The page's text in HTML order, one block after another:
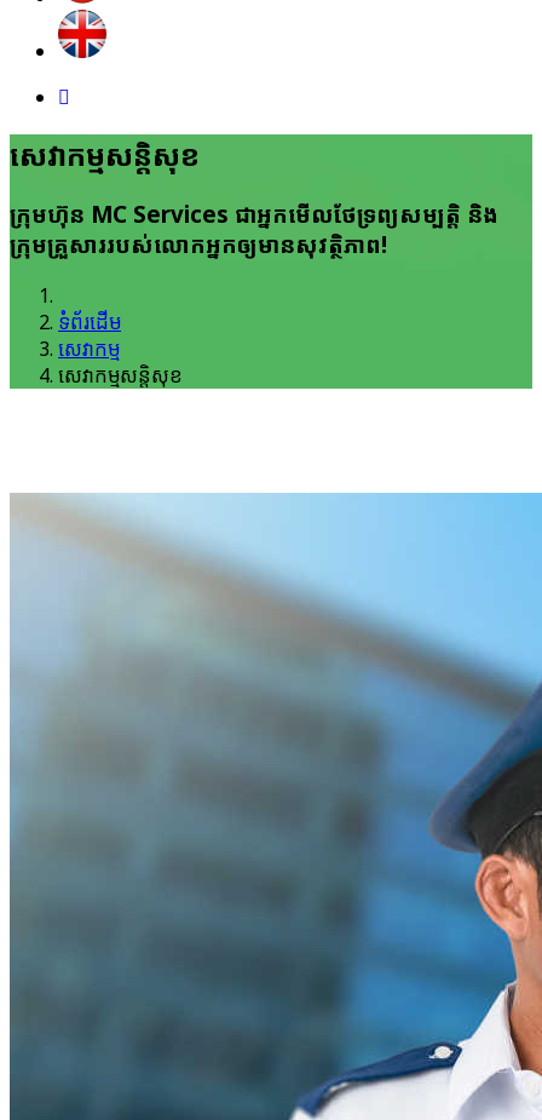
សេវាកម្ម​សន្តិសុខ
ក្រុមហ៊ុន MC Services ជាអ្នក​មើលថែ​ទ្រព្យសម្បត្តិ​ និង
ក្រុមគ្រួសារ​របស់​លោកអ្នក​ឲ្យមាន​សុវត្ថិភាព!
ទំព័រដើម
សេវាកម្ម
សេវាកម្ម​សន្តិសុខ